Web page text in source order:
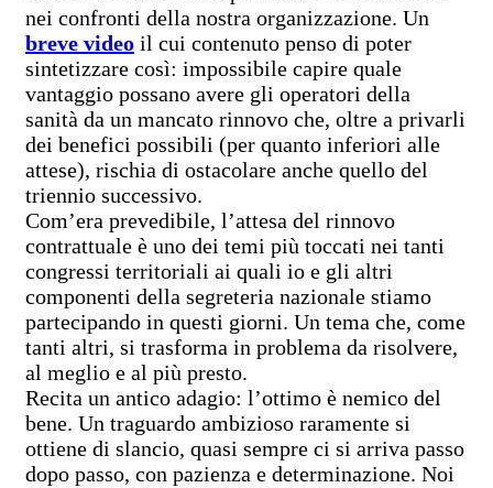
nei confronti della nostra organizzazione. Un
breve video il cui contenuto penso di poter
sintetizzare così: impossibile capire quale
vantaggio possano avere gli operatori della
sanità da un mancato rinnovo che, oltre a privarli
dei benefici possibili (per quanto inferiori alle
attese), rischia di ostacolare anche quello del
triennio successivo.
Com’era prevedibile, l’attesa del rinnovo
contrattuale è uno dei temi più toccati nei tanti
congressi territoriali ai quali io e gli altri
componenti della segreteria nazionale stiamo
partecipando in questi giorni. Un tema che, come
tanti altri, si trasforma in problema da risolvere,
al meglio e al più presto.
Recita un antico adagio: l’ottimo è nemico del
bene. Un traguardo ambizioso raramente si
ottiene di slancio, quasi sempre ci si arriva passo
dopo passo, con pazienza e determinazione. Noi